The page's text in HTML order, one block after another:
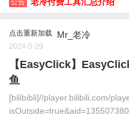
公告
点击重新加载 Mr_老冷
2024-5-29
【EasyClick】
鱼
[bilibibli]//player.bilibili.com/